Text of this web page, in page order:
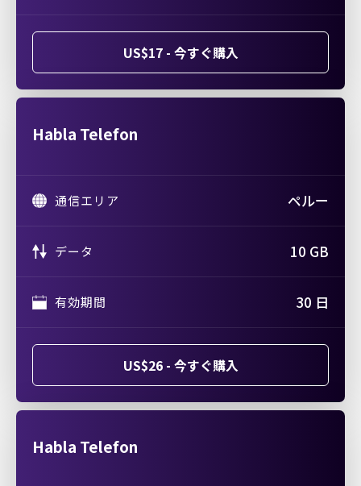
US$17 - 今すぐ購入
Habla Telefon
通信エリア ペルー
データ 10 GB
有効期間 30 日
US$26 - 今すぐ購入
Habla Telefon